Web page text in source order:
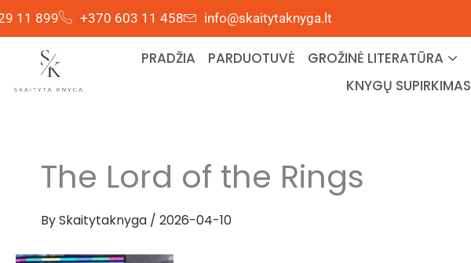
Skip
to
content
11 899 +370 603 11 458 info@skaitytaknyga.lt
PRADŽIA PARDUOTUVĖ GROŽINĖ LITERATŪRA
KNYGŲ SUPIRKIMAS
The Lord of the Rings
BySkaitytaknyga / 2026-04-10